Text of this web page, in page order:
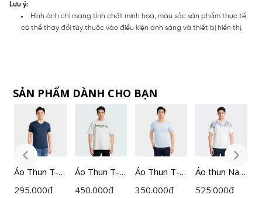
Lưu ý:
Hình ảnh chỉ mang tính chất minh họa, màu sắc sản phẩm thực tế
có thể thay đổi tùy thuộc vào điều kiện ánh sáng và thiết bị hiển thị.
SẢN PHẨM DÀNH CHO BẠN
Áo Thun T-
shirt Nam
295.000đ
Áo Thun T-
shirt Nam
450.000đ
Áo Thun T-
shirt Nam
350.000đ
Áo thun Nam
Insidemen
525.000đ